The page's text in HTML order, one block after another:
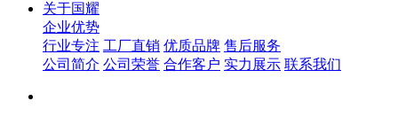
关于国耀
企业优势
行业专注 工厂直销 优质品牌 售后服务
公司简介 公司荣誉 合作客户 实力展示 联系我们